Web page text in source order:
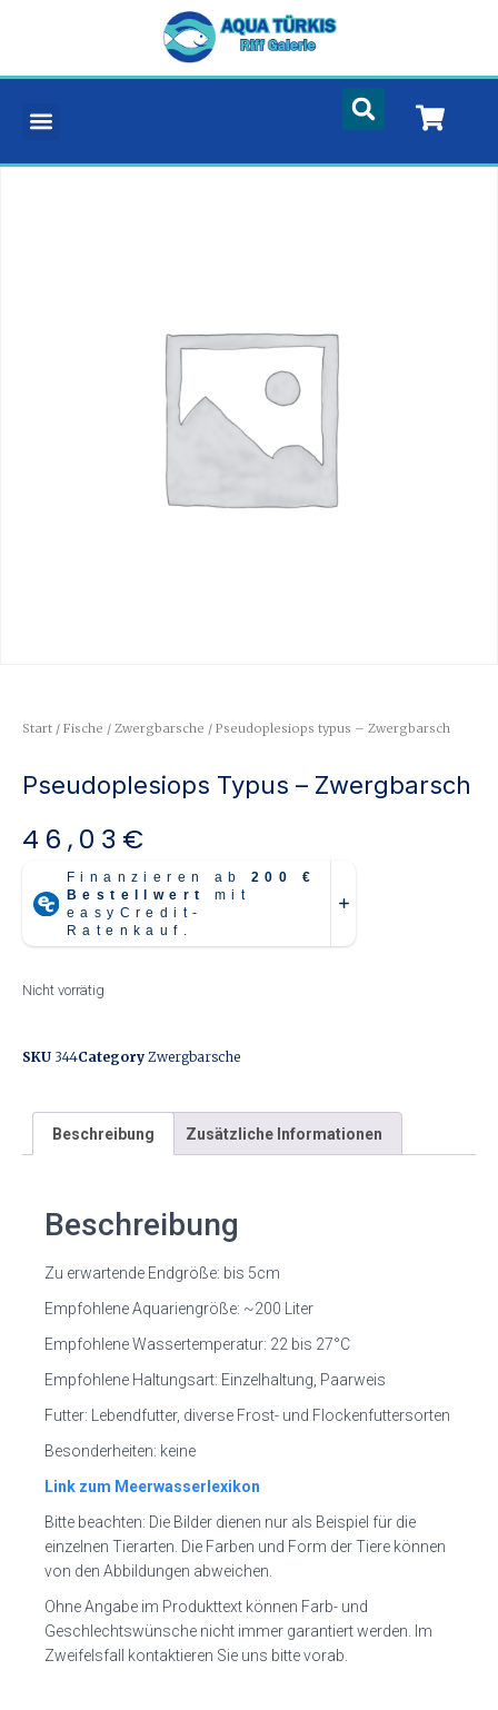
Start / Fische / Zwergbarsche / Pseudoplesiops typus – Zwergbarsch
Pseudoplesiops Typus – Zwergbarsch
46,03 €
Nicht vorrätig
SKU 344Category Zwergbarsche
Beschreibung Zusätzliche Informationen
Beschreibung
Zu erwartende Endgröße: bis 5cm
Empfohlene Aquariengröße: ~200 Liter
Empfohlene Wassertemperatur: 22 bis 27°C
Empfohlene Haltungsart: Einzelhaltung, Paarweis
Futter: Lebendfutter, diverse Frost- und Flockenfuttersorten
Besonderheiten: keine
Link zum Meerwasserlexikon
Bitte beachten: Die Bilder dienen nur als Beispiel für die
einzelnen Tierarten. Die Farben und Form der Tiere können
von den Abbildungen abweichen.
Ohne Angabe im Produkttext können Farb- und
Geschlechtswünsche nicht immer garantiert werden. Im
Zweifelsfall kontaktieren Sie uns bitte vorab.